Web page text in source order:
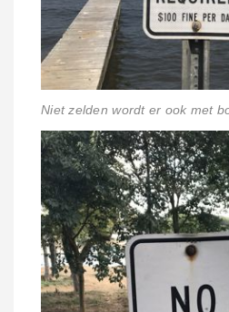
Niet zelden wordt er ook met